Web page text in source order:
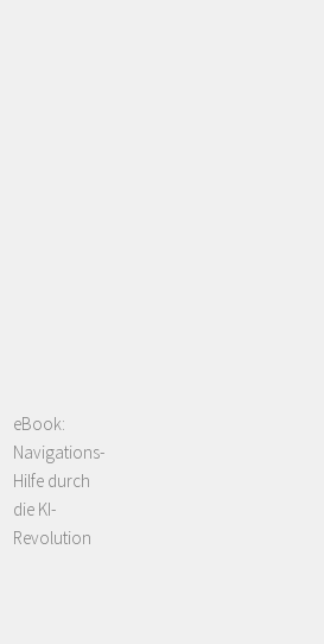
eBook:
Navigations-
Hilfe durch
die KI-
Revolution